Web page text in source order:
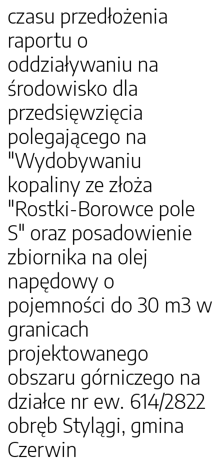
czasu przedłożenia
raportu o
oddziaływaniu na
środowisko dla
przedsięwzięcia
polegającego na
"Wydobywaniu
kopaliny ze złoża
"Rostki-Borowce pole
S" oraz posadowienie
zbiornika na olej
napędowy o
pojemności do 30 m3 w
granicach
projektowanego
obszaru górniczego na
działce nr ew. 614/2822
obręb Stylągi, gmina
Czerwin